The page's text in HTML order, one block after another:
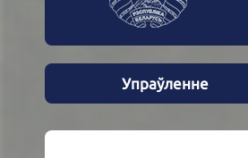
Упраўленне